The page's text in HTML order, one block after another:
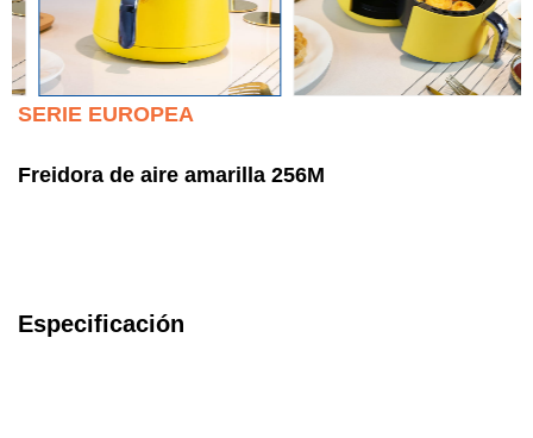
SERIE EUROPEA
Freidora de aire amarilla 256M
Especificación